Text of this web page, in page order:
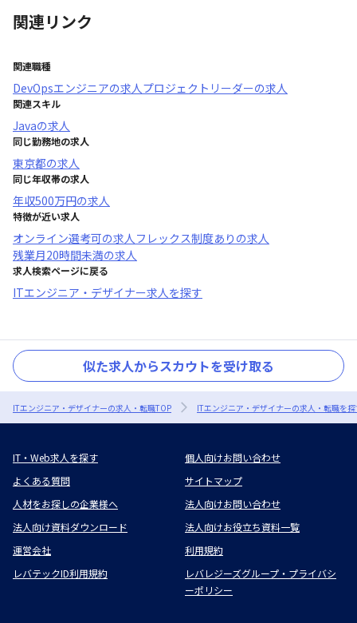
関連リンク
関連職種
DevOpsエンジニアの求人プロジェクトリーダーの求人
関連スキル
Javaの求人
同じ勤務地の求人
東京都の求人
同じ年収帯の求人
年収500万円の求人
特徴が近い求人
オンライン選考可の求人フレックス制度あり の求人
残業月20時間未満の求人
求人検索ページに戻る
ITエンジニア・デザイナー求人を探す
似た求人からスカウトを受け取る
ITエンジニア・デザイナーの求人・転職TOP ITエンジニア・デザイナーの求人・転職を
IT・Web求人を探す
個人向けお問い合わせ
よくある質問
サイトマップ
人材をお探しの企業様へ
法人向けお問い合わせ
法人向け資料ダウンロード
法人向けお役立ち資料一覧
運営会社
利用規約
レバテックID利用規約
レバレジーズグループ・プライバシ
ーポリシー